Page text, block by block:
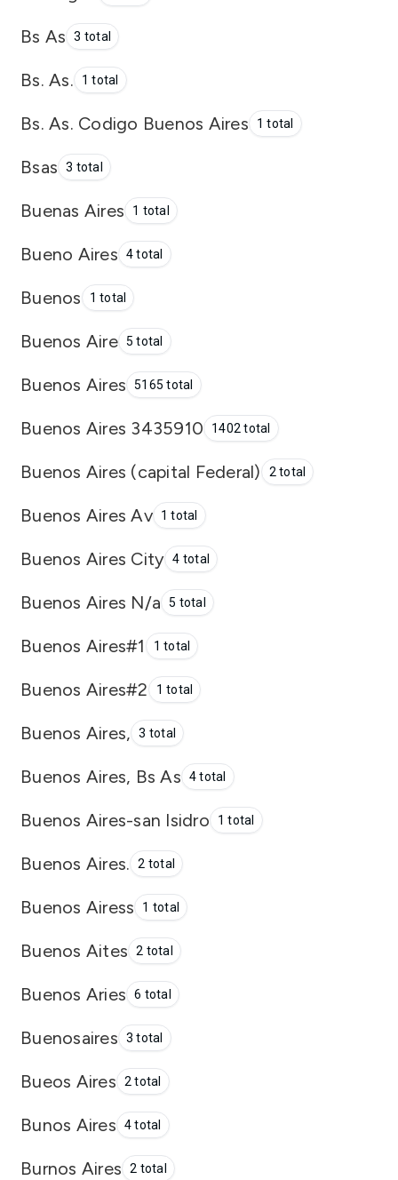
Bs As 3 total
Bs. As. 1 total
Bs. As. Codigo Buenos Aires 1 total
Bsas 3 total
Buenas Aires 1 total
Bueno Aires 4 total
Buenos 1 total
Buenos Aire 5 total
Buenos Aires 5165 total
Buenos Aires 3435910 1402 total
Buenos Aires (capital Federal) 2 total
Buenos Aires Av 1 total
Buenos Aires City 4 total
Buenos Aires N/a 5 total
Buenos Aires#1 1 total
Buenos Aires#2 1 total
Buenos Aires, 3 total
Buenos Aires, Bs As 4 total
Buenos Aires-san Isidro 1 total
Buenos Aires. 2 total
Buenos Airess 1 total
Buenos Aites 2 total
Buenos Aries 6 total
Buenosaires 3 total
Bueos Aires 2 total
Bunos Aires 4 total
Burnos Aires 2 total